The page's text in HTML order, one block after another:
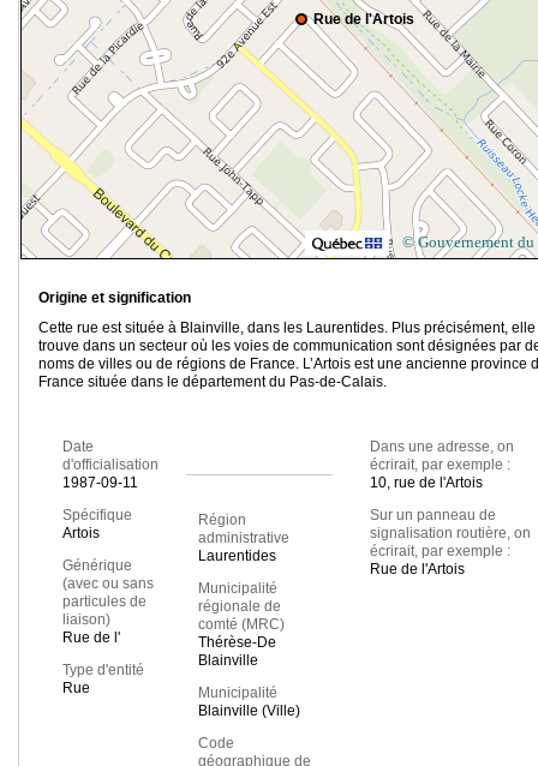
Rue de l'Artois
© Gouvernement du
Origine et signification
Cette rue est située à Blainville, dans les Laurentides. Plus précisément, elle
trouve dans un secteur où les voies de communication sont désignées par
noms de villes ou de régions de France. L’Artois est une ancienne province
France située dans le département du Pas-de-Calais.
Date
d'officialisation
1987-09-11
Spécifique
Artois
Générique
(avec ou sans
particules de
liaison)
Rue de l'
Type d'entité
Rue
Région
administrative
Laurentides
Municipalité
régionale de
comté (MRC)
Thérèse-De
Blainville
Municipalité
Blainville (Ville)
Code
géographique de
Dans une adresse, on
écrirait, par exemple :
10, rue de l'Artois
Sur un panneau de
signalisation routière, on
écrirait, par exemple :
Rue de l'Artois